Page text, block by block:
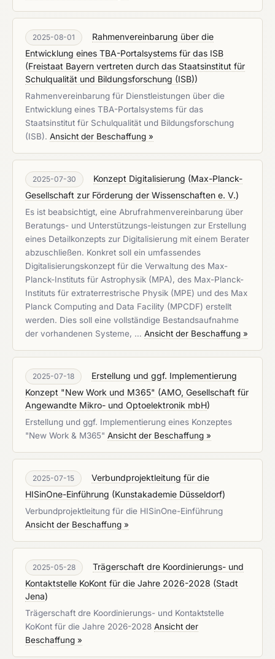
2025-08-01
Rahmenvereinbarung über die
Entwicklung eines TBA-Portalsystems für das ISB
(Freistaat Bayern vertreten durch das Staatsinstitut für
Schulqualität und Bildungsforschung (ISB))
Rahmenvereinbarung für Dienstleistungen über die
Entwicklung eines TBA-Portalsystems für das
Staatsinstitut für Schulqualität und Bildungsforschung
(ISB). Ansicht der Beschaffung »
2025-07-30 Konzept Digitalisierung (Max-Planck-
Gesellschaft zur Förderung der Wissenschaften e. V.)
Es ist beabsichtigt, eine Abrufrahmenvereinbarung über
Beratungs- und Unterstützungs-leistungen zur Erstellung
eines Detailkonzepts zur Digitalisierung mit einem Berater
abzuschließen. Konkret soll ein umfassendes
Digitalisierungskonzept für die Verwaltung des Max-
Planck-Instituts für Astrophysik (MPA), des Max-Planck-
Instituts für extraterrestrische Physik (MPE) und des Max
Planck Computing and Data Facility (MPCDF) erstellt
werden. Dies soll eine vollständige Bestandsaufnahme
der vorhandenen Systeme, … Ansicht der Beschaffung »
2025-07-18
Erstellung und ggf. Implementierung
Konzept "New Work und M365" (AMO, Gesellschaft für
Angewandte Mikro- und Optoelektronik mbH)
Erstellung und ggf. Implementierung eines Konzeptes
"New Work & M365" Ansicht der Beschaffung »
2025-07-15
Verbundprojektleitung für die
HISinOne-Einführung (Kunstakademie Düsseldorf)
Verbundprojektleitung für die HISinOne-Einführung
Ansicht der Beschaffung »
2025-05-28
Trägerschaft dre Koordinierungs- und
Kontaktstelle KoKont für die Jahre 2026-2028 (Stadt
Jena)
Trägerschaft dre Koordinierungs- und Kontaktstelle
KoKont für die Jahre 2026-2028 Ansicht der
Beschaffung »